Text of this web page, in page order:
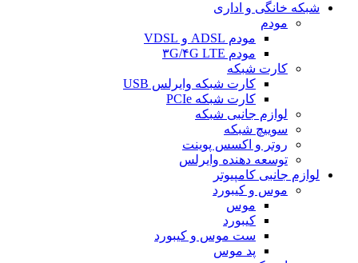
شبکه خانگی و اداری
مودم
مودم ADSL و VDSL
مودم ۳G/۴G LTE
کارت شبکه
کارت شبکه وایرلس USB
کارت شبکه PCIe
لوازم جانبی شبکه
سوییچ شبکه
روتر و اکسس پوینت
توسعه دهنده وایرلس
لوازم جانبی کامپیوتر
موس و کیبورد
موس
کیبورد
ست موس و کیبورد
پد موس